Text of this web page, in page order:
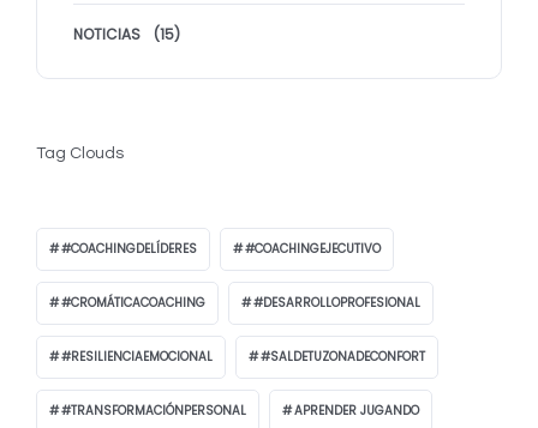
NOTICIAS (15)
Tag Clouds
#COACHINGDELÍDERES #COACHINGEJECUTIVO
#CROMÁTICACOACHING #DESARROLLOPROFESIONAL
#RESILIENCIAEMOCIONAL #SALDETUZONADECONFORT
#TRANSFORMACIÓNPERSONAL APRENDER JUGANDO